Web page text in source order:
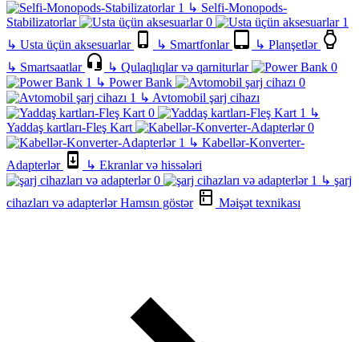
↳ Selfi-Monopods-
Stabilizatorlar
↳ Usta üçün aksesuarlar ↳ Smartfonlar ↳ Planşetlər
↳ Smartsaatlar ↳ Qulaqlıqlar və qarniturlar
↳ Power Bank
↳ Avtomobil şarj cihazı
↳
Yaddaş kartları-Fleş Kart
↳ Kabellər-Konverter-
Adapterlər
↳ Ekranlar və hissələri
↳ şarj
cihazları və adapterlərHamsın göstər Məişət texnikası